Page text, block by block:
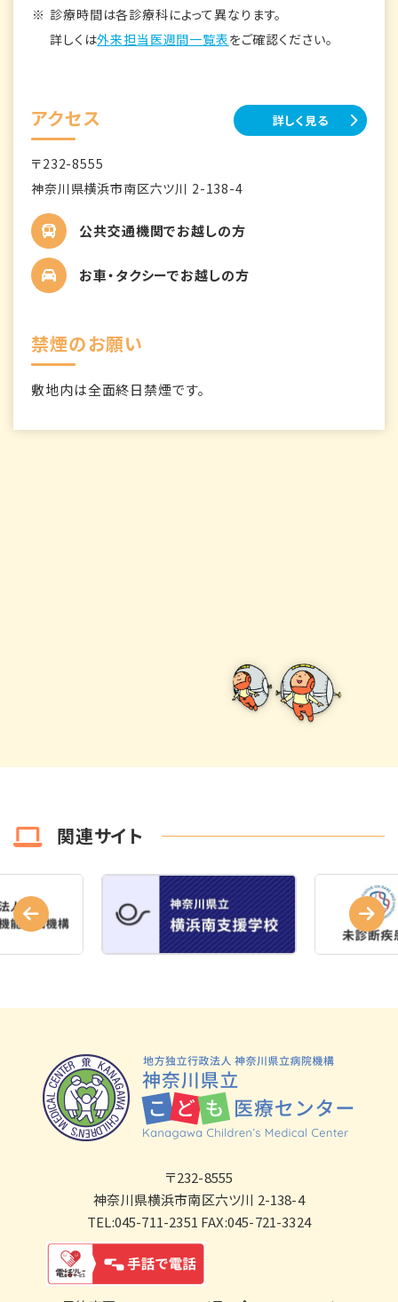
診療時間は各診療科によって異なります。
詳しくは外来担当医週間一覧表をご確認ください。
アクセス 詳しく見る
〒232-8555
神奈川県横浜市南区六ツ川 2-138-4
公共交通機関でお越しの方
お車・タクシーでお越しの方
禁煙のお願い
敷地内は全面終日禁煙です。
関連サイト
〒232-8555
神奈川県横浜市南区六ツ川 2-138-4
TEL:045-711-2351 FAX:045-721-3324